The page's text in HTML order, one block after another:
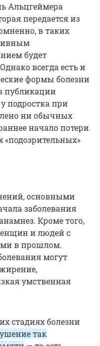
Альцгеймера
передается из
в таких
будет
всегда есть и
формы болезни
публикации
подростка при
ни обычных
начало потери
основными
заболевания
Кроме того,
и людей с
в прошлом.
могут
умственная
стадиях болезни
так